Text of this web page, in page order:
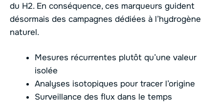
du H2. En conséquence, ces marqueurs guident
désormais des campagnes dédiées à l’hydrogène
naturel.
Mesures récurrentes plutôt qu’une valeur
isolée
Analyses isotopiques pour tracer l’origine
Surveillance des flux dans le temps